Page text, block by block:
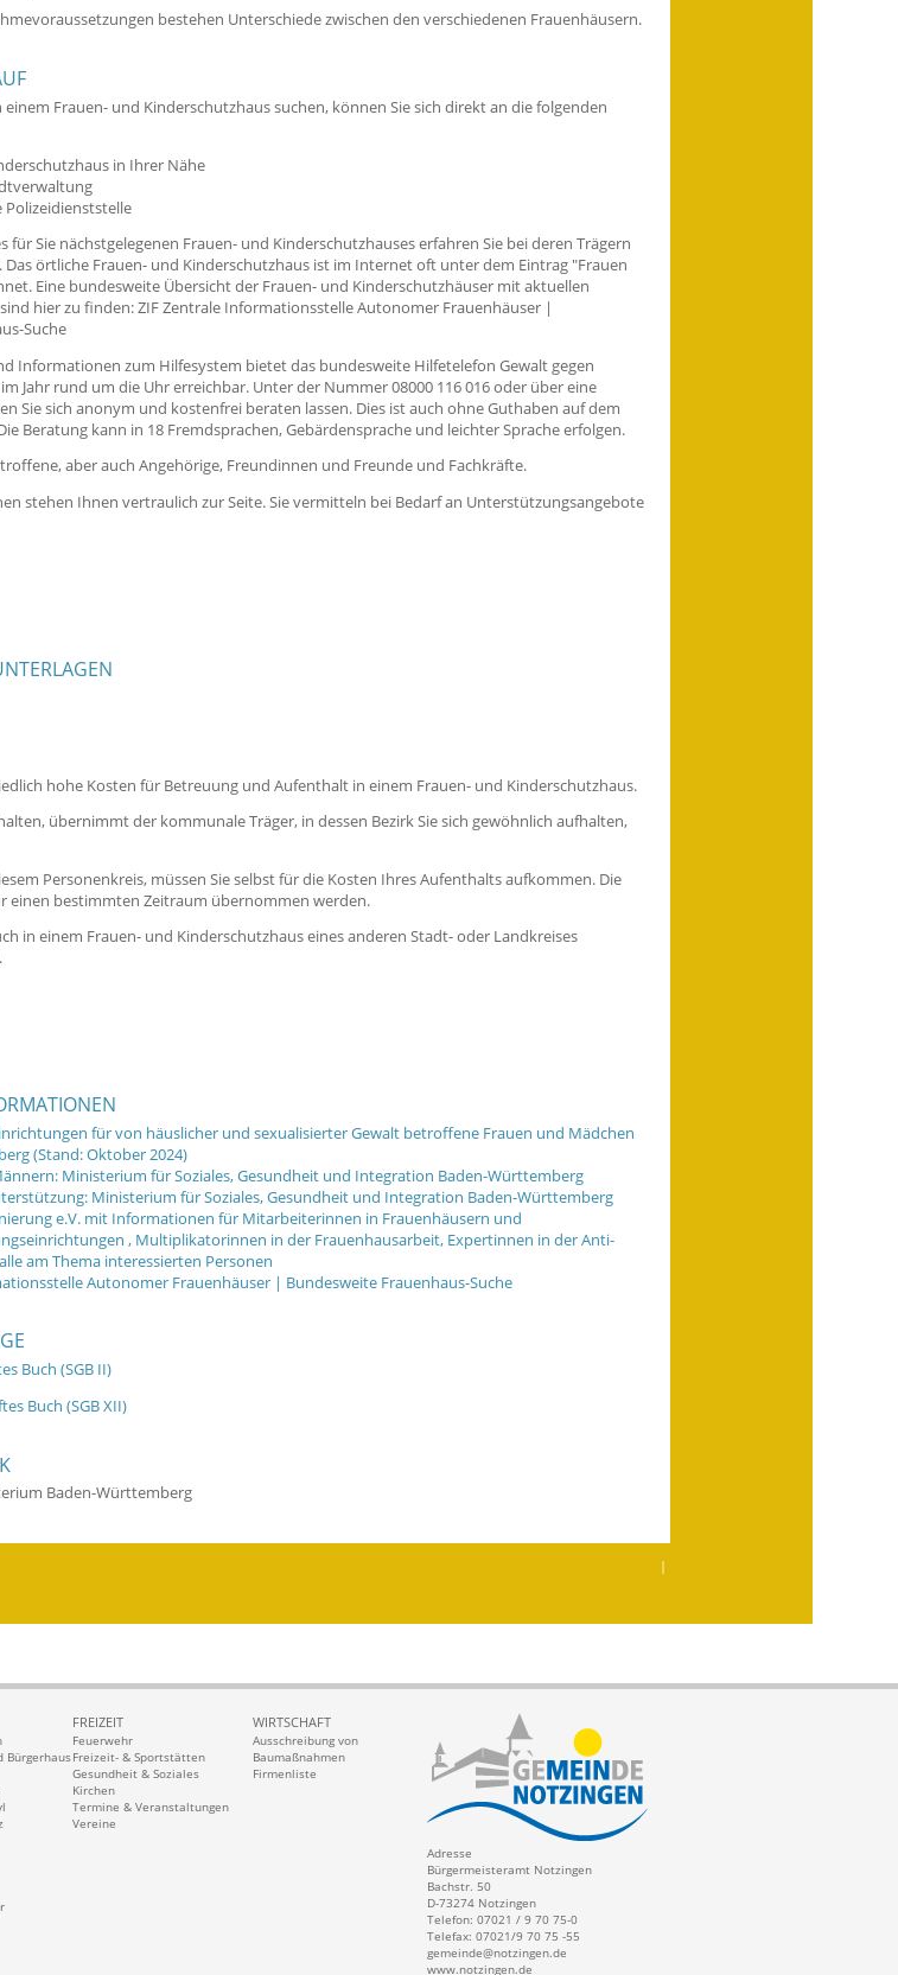
bestehen Unterschiede zwischen den verschiedenen Frauenhäusern.
einem Frauen- und Kinderschutzhaus suchen, können Sie sich direkt an die folgenden
in Ihrer Nähe
Polizeidienststelle
für Sie nächstgelegenen Frauen- und Kinderschutzhauses erfahren Sie bei deren Trägern
örtliche Frauen- und Kinderschutzhaus ist im Internet oft unter dem Eintrag "Frauen
Eine bundesweite Übersicht der Frauen- und Kinderschutzhäuser mit aktuellen
hier zu finden: ZIF Zentrale Informationsstelle Autonomer Frauenhäuser |
Suche
Informationen zum Hilfesystem bietet das bundesweite Hilfetelefon Gewalt gegen
im Jahr rund um die Uhr erreichbar. Unter der Nummer 08000 116 016 oder über eine
Sie sich anonym und kostenfrei beraten lassen. Dies ist auch ohne Guthaben auf dem
Beratung kann in 18 Fremdsprachen, Gebärdensprache und leichter Sprache erfolgen.
aber auch Angehörige, Freundinnen und Freunde und Fachkräfte.
stehen Ihnen vertraulich zur Seite. Sie vermitteln bei Bedarf an Unterstützungsangebote
hohe Kosten für Betreuung und Aufenthalt in einem Frauen- und Kinderschutzhaus.
übernimmt der kommunale Träger, in dessen Bezirk Sie sich gewöhnlich aufhalten,
Personenkreis, müssen Sie selbst für die Kosten Ihres Aufenthalts aufkommen. Die
einen bestimmten Zeitraum übernommen werden.
in einem Frauen- und Kinderschutzhaus eines anderen Stadt- oder Landkreises
für von häuslicher und sexualisierter Gewalt betroffene Frauen und Mädchen
(Stand: Oktober 2024)
Ministerium für Soziales, Gesundheit und Integration Baden-Württemberg
Ministerium für Soziales, Gesundheit und Integration Baden-Württemberg
e.V. mit Informationen für Mitarbeiterinnen in Frauenhäusern und
, Multiplikatorinnen in der Frauenhausarbeit, Expertinnen in der Anti-
am Thema interessierten Personen
Autonomer Frauenhäuser | Bundesweite Frauenhaus-Suche
Buch (SGB II)
Buch (SGB XII)
Baden-Württemberg
|
Bürgerhaus
FREIZEIT
Feuerwehr
Freizeit- & Sportstätten
Gesundheit & Soziales
Kirchen
Termine & Veranstaltungen
Vereine
WIRTSCHAFT
Ausschreibung von
Baumaßnahmen
Firmenliste
Adresse
Bürgermeisteramt Notzingen
Bachstr. 50
D-73274 Notzingen
Telefon: 07021 / 9 70 75-0
Telefax: 07021/9 70 75 -55
gemeinde@notzingen.de
www.notzingen.de